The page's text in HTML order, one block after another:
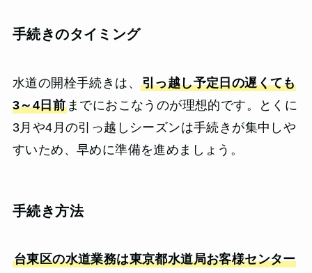
手続きのタイミング
水道の開栓手続きは、 引っ越し予定日の遅くても
3～4日前までにおこなうのが理想的です。とくに
3月や4月の引っ越しシーズンは手続きが集中しや
すいため、早めに準備を進めましょう。
手続き方法
台東区の水道業務は東京都水道局お客様センター